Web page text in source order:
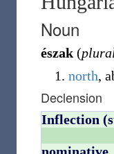
Noun
észak (
north,
Declension
Inflection